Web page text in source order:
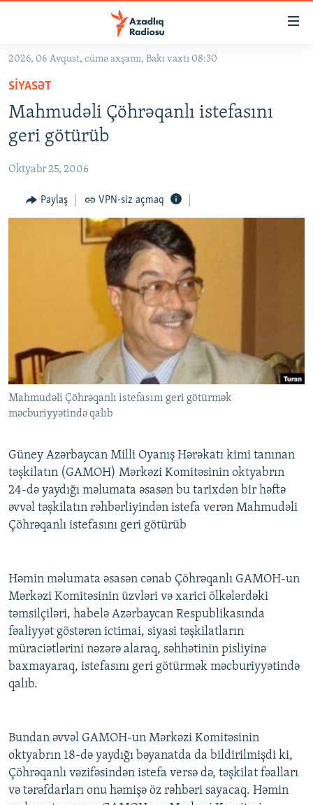
Əsas
qayıt
Əsas
naviqasiyaya
qayıt
Axtarışa
GÜNDƏM
#İZAHLA
KORRUPSIOMETR
#ƏSLINDƏ
FƏRQƏ BAX
QANUNI DOĞRU
KARIKATURA
AZƏRBAYCAN ƏDƏBIYYATI KITABXANASI
İSLAM VƏ DEMOKRATIYA
İZ - MƏDƏNIYYƏT PROQRAMI
PEŞƏ ETIKASI VƏ JURNALISTIKA STANDARTLARIMIZ
MATERIALLARIMIZDAN ISTIFADƏ
AZADLIQRADIOSU MOBIL TELEFONUNUZDA
XƏBƏR BÜLLETENLƏRIMIZ
RFE/RL-in bütün saytları
2026, 06 Avqust, cümə axşamı, Bakı vaxtı 08:30
SIYASƏT
Mahmudəli Çöhrəqanlı istefasını
geri götürüb
Oktyabr 25, 2006
Paylaş VPN-siz açmaq
Mahmudəli Çöhrəqanlı istefasını geri götürmək
məcburiyyətində qalıb
Güney Azərbaycan Milli Oyanış Hərəkatı kimi tanınan
təşkilatın (GAMOH) Mərkəzi Komitəsinin oktyabrın
24-də yaydığı məlumata əsasən bu tarixdən bir həftə
əvvəl təşkilatın rəhbərliyindən istefa verən Mahmudəli
Çöhrəqanlı istefasını geri götürüb
Həmin məlumata əsasən cənab Çöhrəqanlı GAMOH-un
Mərkəzi Komitəsinin üzvləri və xarici ölkələrdəki
təmsilçiləri, habelə Azərbaycan Respublikasında
fəaliyyət göstərən ictimai, siyasi təşkilatların
müraciətlərini nəzərə alaraq, səhhətinin pisliyinə
baxmayaraq, istefasını geri götürmək məcburiyyətində
qalıb.
Bundan əvvəl GAMOH-un Mərkəzi Komitəsinin
oktyabrın 18-də yaydığı bəyanatda da bildirilmişdi ki,
Çöhrəqanlı vəzifəsindən istefa versə də, təşkilat fəalları
və tərəfdarları onu həmişə öz rəhbəri sayacaq. Həmin